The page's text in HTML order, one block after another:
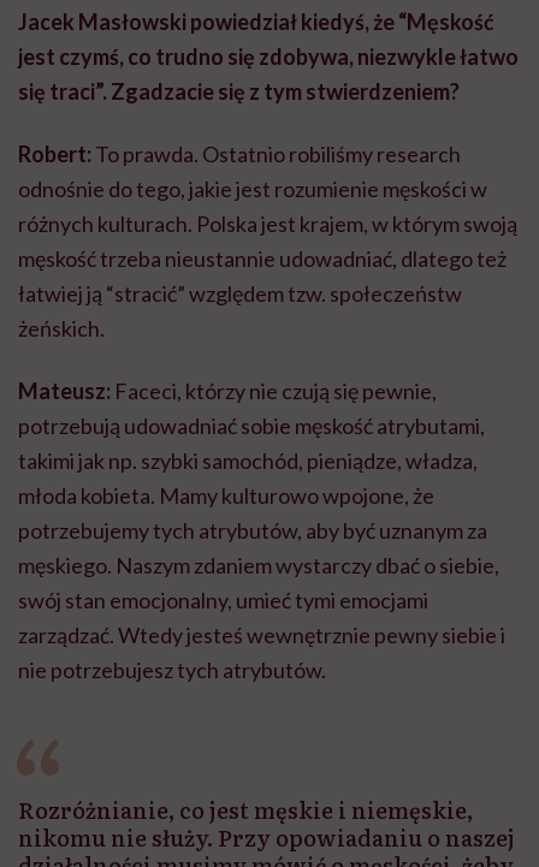
Jacek Masłowski powiedział kiedyś, że “Męskość
jest czymś, co trudno się zdobywa, niezwykle łatwo
się traci”. Zgadzacie się z tym stwierdzeniem?
Robert: To prawda. Ostatnio robiliśmy research
odnośnie do tego, jakie jest rozumienie męskości w
różnych kulturach. Polska jest krajem, w którym swoją
męskość trzeba nieustannie udowadniać, dlatego też
łatwiej ją “stracić” względem tzw. społeczeństw
żeńskich.
Mateusz: Faceci, którzy nie czują się pewnie,
potrzebują udowadniać sobie męskość atrybutami,
takimi jak np. szybki samochód, pieniądze, władza,
młoda kobieta. Mamy kulturowo wpojone, że
potrzebujemy tych atrybutów, aby być uznanym za
męskiego. Naszym zdaniem wystarczy dbać o siebie,
swój stan emocjonalny, umieć tymi emocjami
zarządzać. Wtedy jesteś wewnętrznie pewny siebie i
nie potrzebujesz tych atrybutów.
Rozróżnianie, co jest męskie i niemęskie,
nikomu nie służy. Przy opowiadaniu o naszej